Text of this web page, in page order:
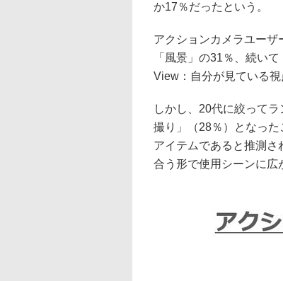
か17％だったという。
アクションカメラユー
「風景」の31％、続い
View：自分が見ている視
しかし、20代に絞って
撮り」（28％）となっ
アイテムであると推測さ
合う形で使用シーンに広